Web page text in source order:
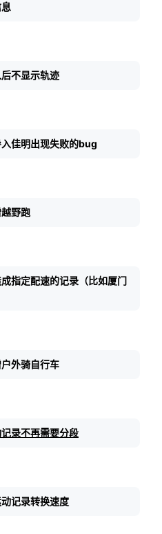
不显示轨迹
佳明出现失败的bug
野跑
指定配速的记录（比如厦门
外骑自行车
录不再需要分段
记录转换速度